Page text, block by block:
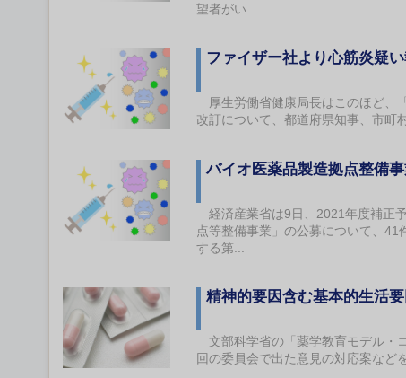
望者がい...
ファイザー社より心筋炎疑
厚生労働省健康局長はこのほど、
改訂について、都道府県知事、市町
バイオ医薬品製造拠点整備
経済産業省は9日、2021年度補正
点等整備事業」の公募について、
する第...
精神的要因含む基本的生活
文部科学省の「薬学教育モデル・
回の委員会で出た意見の対応案など